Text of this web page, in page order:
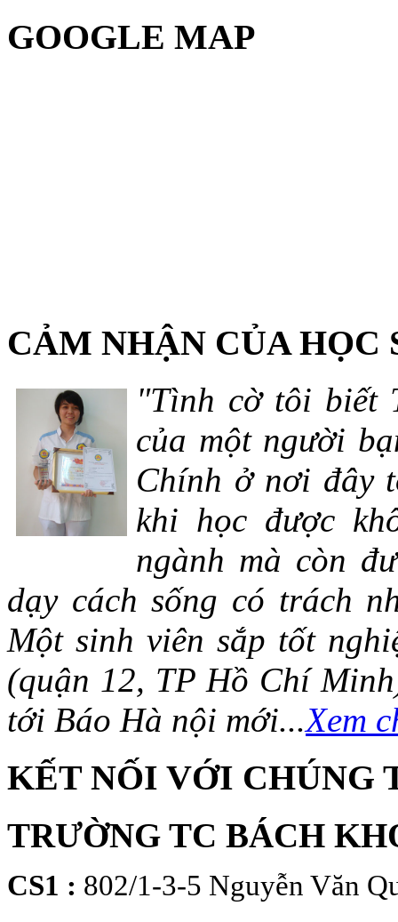
GOOGLE MAP
CẢM NHẬN CỦA HỌC
"Tình cờ tôi biết
của một người
Chính ở nơi đây
khi học được
ngành mà còn
dạy cách sống có trách
Một sinh viên sắp tốt
(quận 12, TP Hồ Chí
tới Báo Hà nội mới...Xem
KẾT NỐI VỚI CHÚNG
TRƯỜNG TC BÁCH
CS1 : 802/1-3-5 Nguyễn Văn